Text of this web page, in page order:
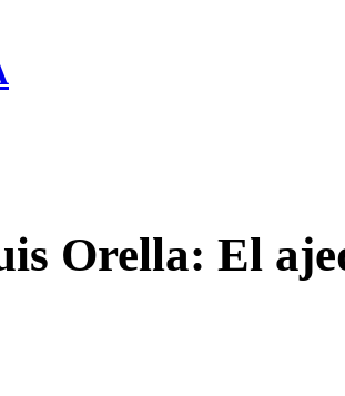
Orella: El